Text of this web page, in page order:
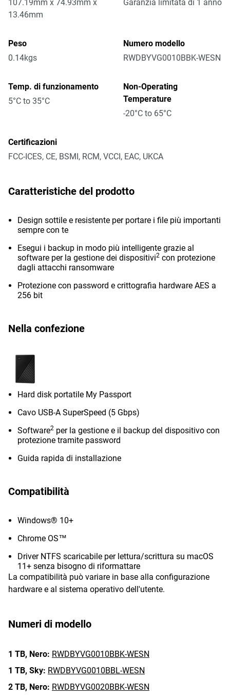
107.19mm x 74.93mm x
13.46mm
Garanzia limitata di 1 anno
Peso
0.14kgs
Numero modello
RWDBYVG0010BBK-WESN
Temp. di funzionamento
5°C to 35°C
Non-Operating
Temperature
-20°C to 65°C
Certificazioni
FCC-ICES, CE, BSMI, RCM, VCCI, EAC, UKCA
Caratteristiche del prodotto
Design sottile e resistente per portare i file più importanti
sempre con te
Esegui i backup in modo più intelligente grazie al
software per la gestione dei dispositivi2 con protezione
dagli attacchi ransomware
Protezione con password e crittografia hardware AES a
256 bit
Nella confezione
Hard disk portatile My Passport
Cavo USB-A SuperSpeed (5 Gbps)
Software2 per la gestione e il backup del dispositivo con
protezione tramite password
Guida rapida di installazione
Compatibilità
Windows® 10+
Chrome OS™
Driver NTFS scaricabile per lettura/scrittura su macOS
11+ senza bisogno di riformattare
La compatibilità può variare in base alla configurazione
hardware e al sistema operativo dell'utente.
Numeri di modello
1 TB, Nero: RWDBYVG0010BBK-WESN
1 TB, Sky: RWDBYVG0010BBL-WESN
2 TB, Nero: RWDBYVG0020BBK-WESN